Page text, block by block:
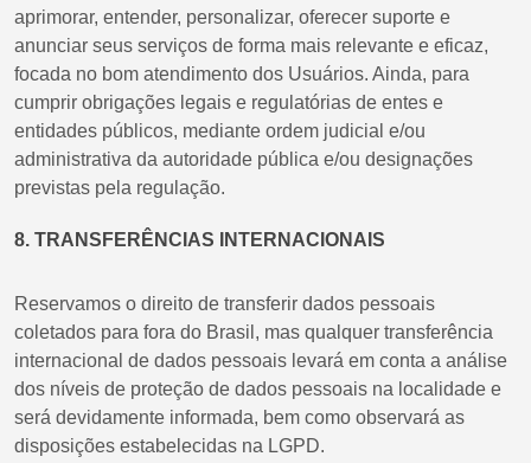
aprimorar, entender, personalizar, oferecer suporte e
anunciar seus serviços de forma mais relevante e eficaz,
focada no bom atendimento dos Usuários. Ainda, para
cumprir obrigações legais e regulatórias de entes e
entidades públicos, mediante ordem judicial e/ou
administrativa da autoridade pública e/ou designações
previstas pela regulação.
8. TRANSFERÊNCIAS INTERNACIONAIS
Reservamos o direito de transferir dados pessoais
coletados para fora do Brasil, mas qualquer transferência
internacional de dados pessoais levará em conta a análise
dos níveis de proteção de dados pessoais na localidade e
será devidamente informada, bem como observará as
disposições estabelecidas na LGPD.